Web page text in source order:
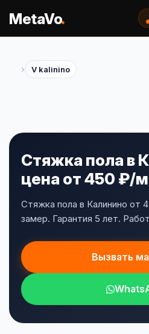
MetaVo.
› V kalinino
Стяжка пола в
цена от 450 ₽/
Стяжка пола в Калинино от
замер. Гарантия 5 лет.
Вызвать